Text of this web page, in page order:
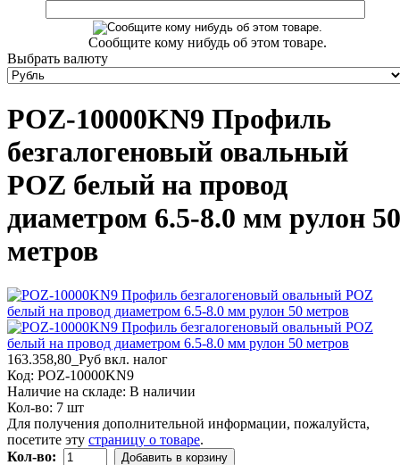
Сообщите кому нибудь об этом товаре.
Выбрать валюту
POZ-10000KN9 Профиль
безгалогеновый овальный
POZ белый на провод
диаметром 6.5-8.0 мм рулон 50
метров
163.358,80_Руб вкл. налог
Код: POZ-10000KN9
Наличие на складе: В наличии
Кол-во: 7 шт
Для получения дополнительной информации, пожалуйста,
посетите эту страницу о товаре.
Кол-во:
Добавить в корзину